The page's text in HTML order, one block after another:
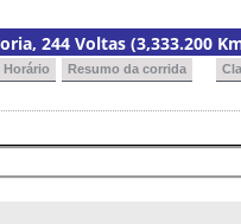
244 Voltas (3,333.200
Horário Resumo da corrida